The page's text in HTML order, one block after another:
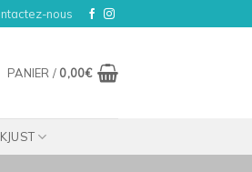
nous
PANIER / 0,00€
KJUST